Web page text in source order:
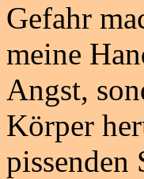
Gefahr
meine
Angst,
Körper
pissenden